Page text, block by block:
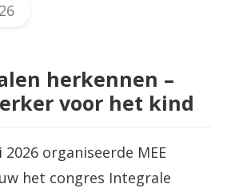
herkennen –
voor het kind
organiseerde MEE
het congres Integrale